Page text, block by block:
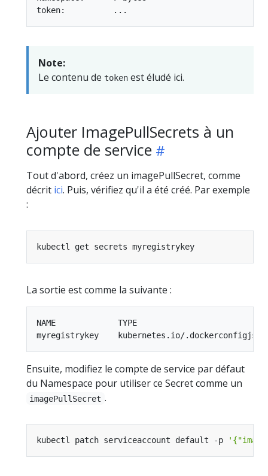
Note:
Le contenu de token est éludé ici.
Ajouter ImagePullSecrets à un
compte de service
Tout d'abord, créez un imagePullSecret, comme
décrit ici. Puis, vérifiez qu'il a été créé. Par exemple
:
La sortie est comme la suivante :
NAME             TYPE
Ensuite, modifiez le compte de service par défaut
du Namespace pour utiliser ce Secret comme un
imagePullSecret .
kubectl patch serviceaccount default -p